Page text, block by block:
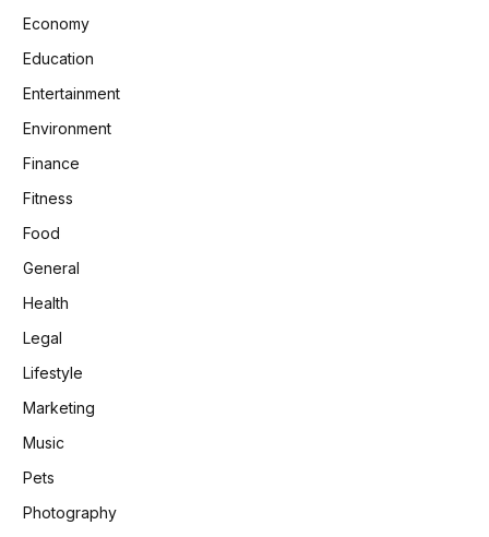
Economy
Education
Entertainment
Environment
Finance
Fitness
Food
General
Health
Legal
Lifestyle
Marketing
Music
Pets
Photography